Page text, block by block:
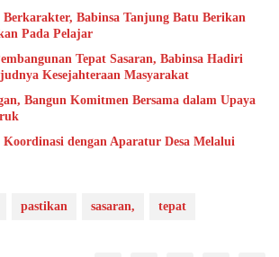
Babinsa Tanjung Batu Berikan
Pada Pelajar
Tepat Sasaran, Babinsa Hadiri
Kesejahteraan Masyarakat
Bangun Komitmen Bersama dalam Upaya
dengan Aparatur Desa Melalui
pastikan sasaran, tepat